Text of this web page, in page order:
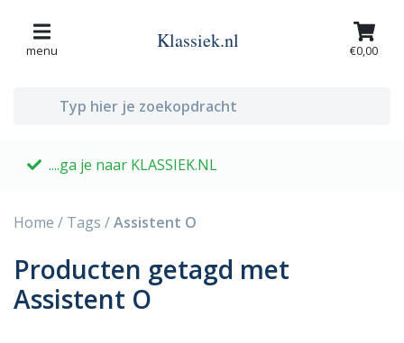
menu Klassiek.nl €0,00
....ga je naar KLASSIEK.NL
Home / Tags /Assistent O
Producten getagd met
Assistent O